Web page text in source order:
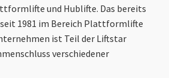
und Hublifte. Das bereits
seit 1981 im Bereich Plattformlifte
ist Teil der Liftstar
verschiedener